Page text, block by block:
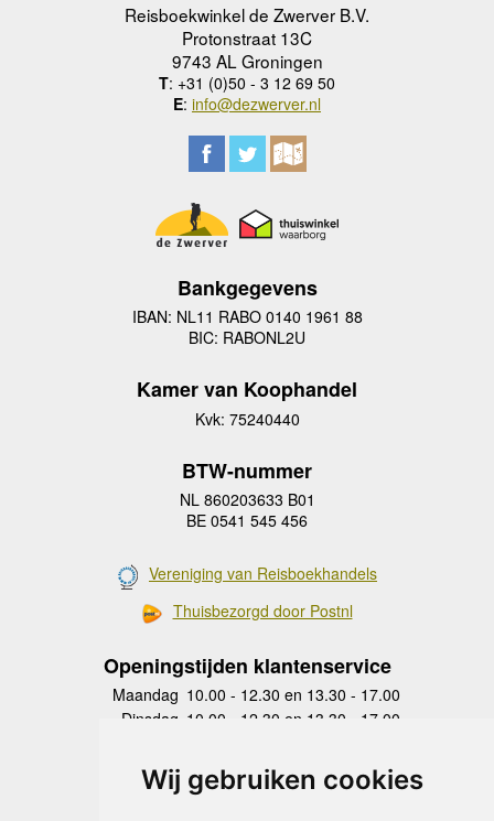
Wij gebruiken cookies
Reisboekwinkel de Zwerver B.V.
Protonstraat 13C
9743 AL Groningen
T: +31 (0)50 - 3 12 69 50
E: info@dezwerver.nl
Bankgegevens
IBAN: NL11 RABO 0140 1961 88
BIC: RABONL2U
Kamer van Koophandel
Kvk: 75240440
BTW-nummer
NL 860203633 B01
BE 0541 545 456
Vereniging van Reisboekhandels
Thuisbezorgd door Postnl
Openingstijden klantenservice
Maandag 10.00 - 12.30 en 13.30 - 17.00
Dinsdag 10.00 - 12.30 en 13.30 - 17.00
Donderdag
10.00 - 12.30 en 13.30 - 17.00
Vrijdag 10.00 - 12.30 en 13.30 - 17.00